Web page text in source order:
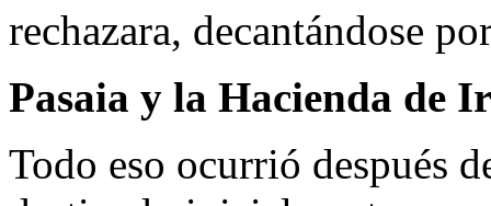
rechazara, decantándose
Pasaia y la Hacienda de
Todo eso ocurrió después